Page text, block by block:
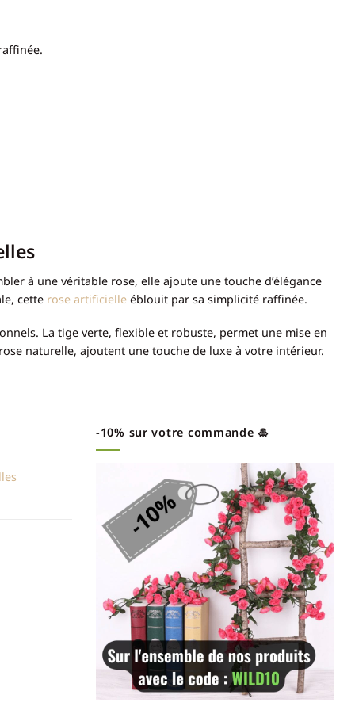
à une véritable rose, elle ajoute une touche d’élégance
cette rose artificielle éblouit par sa simplicité raffinée.
La tige verte, flexible et robuste, permet une mise en
naturelle, ajoutent une touche de luxe à votre intérieur.
-10% sur votre commande 🎍